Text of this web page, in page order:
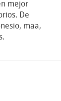
mejor
De
maa,